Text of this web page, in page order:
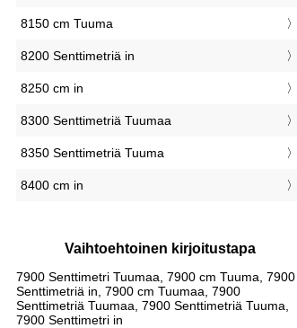
8150 cm Tuuma
8200 Senttimetriä in
8250 cm in
8300 Senttimetriä Tuumaa
8350 Senttimetriä Tuuma
8400 cm in
Vaihtoehtoinen kirjoitustapa
7900 Senttimetri Tuumaa, 7900 cm Tuuma, 7900
Senttimetriä in, 7900 cm Tuumaa, 7900
Senttimetriä Tuumaa, 7900 Senttimetriä Tuuma,
7900 Senttimetri in